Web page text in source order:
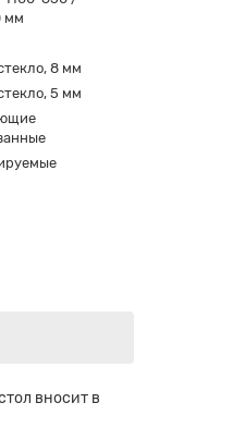
мм
8 мм
5 мм
вносит в